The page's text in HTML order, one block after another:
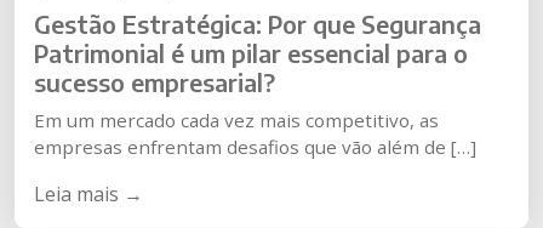
Gestão Estratégica: Por que Segurança
Patrimonial é um pilar essencial para o
sucesso empresarial?
Em um mercado cada vez mais competitivo, as
empresas enfrentam desafios que vão além de […]
Leia mais →